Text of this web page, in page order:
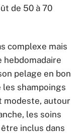
de 50 à 70
complexe mais
hebdomadaire
pelage en bon
shampoings
modeste, autour
les soins
inclus dans